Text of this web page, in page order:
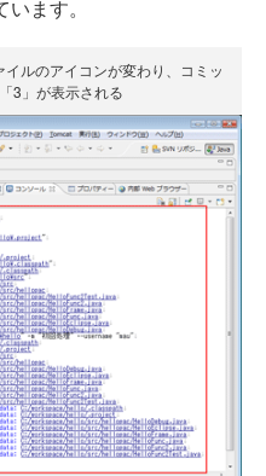
ます。
ルのアイコンが変わり、コミッ
3」が表示される